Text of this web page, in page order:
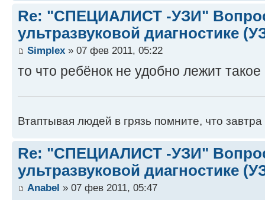
Re: "СПЕЦИАЛИСТ -УЗИ"
ультразвуковой диагностике
Simplex » 07 фев 2011, 05:22
то что ребёнок не удобно лежит
Втаптывая людей в грязь помните, что завтра
Re: "СПЕЦИАЛИСТ -УЗИ"
ультразвуковой диагностике
Anabel » 07 фев 2011, 05:47